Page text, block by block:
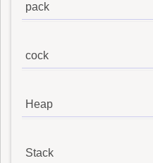
pack
cock
Heap
Stack